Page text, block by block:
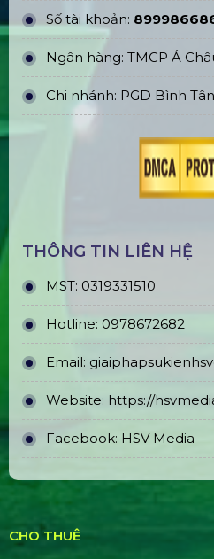
Số tài khoản:
Ngân hàng: TMCP Á
Chi nhánh: PGD Bình Tân
THÔNG TIN LIÊN HỆ
MST: 0319331510
Hotline: 0978672682
Email:
Website: https://
Facebook: HSV Media
CHO THUÊ